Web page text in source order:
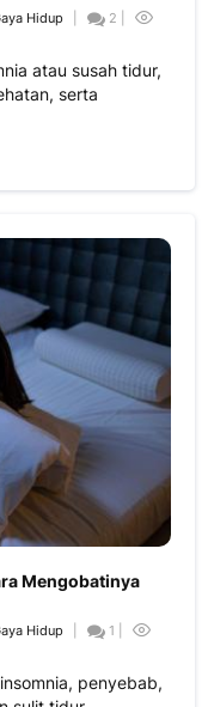
Hidup
2 |
atau susah tidur,
serta
Mengobatinya
Hidup
1 |
penyebab,